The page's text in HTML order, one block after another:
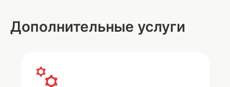
Дополнительные услуги